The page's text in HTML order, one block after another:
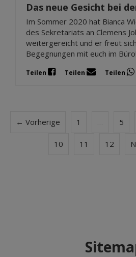
Das neue Gesicht bei
Im Sommer 2020 hat Bianca
des Sekretariats an Clemens
weitergereicht und er freut
Begegnungen mit euch im Büro!
Teilen Teilen Teilen
← Vorherige 1 5
10 11 12